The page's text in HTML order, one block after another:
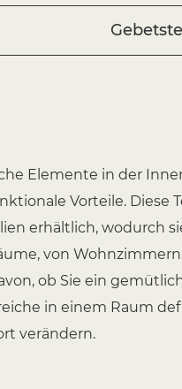
Elemente in der
Vorteile. Diese
erhältlich, wodurch
von
ob Sie ein
in einem Raum
verändern.